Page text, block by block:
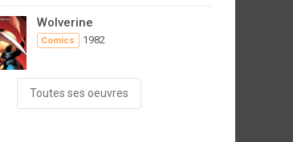
Wolverine
Comics 1982
Toutes ses oeuvres